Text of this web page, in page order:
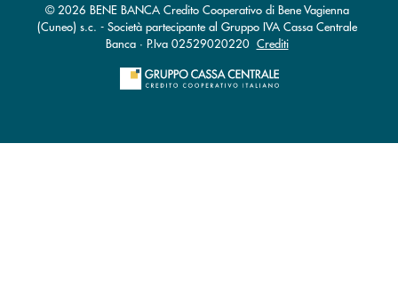
© 2026 BENE BANCA Credito Cooperativo di Bene Vagienna
(Cuneo) s.c. - Società partecipante al Gruppo IVA Cassa Centrale
Banca · P.Iva 02529020220 Crediti